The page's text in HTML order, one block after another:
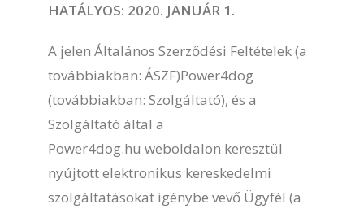
HATÁLYOS: 2020. JANUÁR 1.
A jelen Általános Szerződési Feltételek (a
továbbiakban: ÁSZF)Power4dog
(továbbiakban: Szolgáltató), és a
Szolgáltató által a
Power4dog.hu weboldalon keresztül
nyújtott elektronikus kereskedelmi
szolgáltatásokat igénybe vevő Ügyfél (a